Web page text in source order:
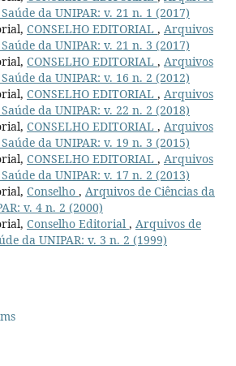
da UNIPAR: v. 21 n. 1 (2017)
CONSELHO EDITORIAL , Arquivos
da UNIPAR: v. 21 n. 3 (2017)
CONSELHO EDITORIAL , Arquivos
da UNIPAR: v. 16 n. 2 (2012)
CONSELHO EDITORIAL , Arquivos
da UNIPAR: v. 22 n. 2 (2018)
CONSELHO EDITORIAL , Arquivos
da UNIPAR: v. 19 n. 3 (2015)
CONSELHO EDITORIAL , Arquivos
da UNIPAR: v. 17 n. 2 (2013)
Conselho , Arquivos de Ciências da
v. 4 n. 2 (2000)
Conselho Editorial , Arquivos de
da UNIPAR: v. 3 n. 2 (1999)